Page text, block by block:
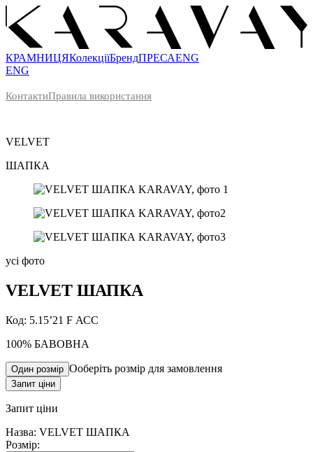
КРАМНИЦЯКолекціїБрендПРЕСАENG
ENG
КонтактиПравила використання
VELVET
ШАПКА
усі фото
VELVET ШАПКА
Код: 5.15’21 F АСС
100% БАВОВНА
Один розмір Ооберіть розмір для замовлення
Запит ціни
Запит ціни
Назва: VELVET ШАПКА
Розмір: